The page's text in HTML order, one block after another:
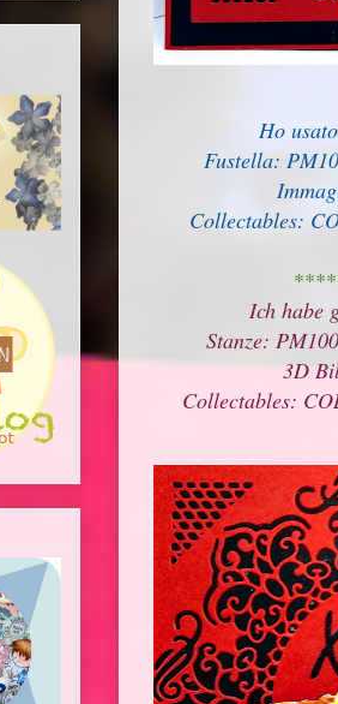
Ho
Fustella:
Collectables:
Ich habe
Stanze:
3D
Collectables: